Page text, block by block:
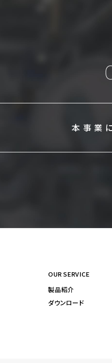
本事業
OUR SERVICE
製品紹介
ダウンロード